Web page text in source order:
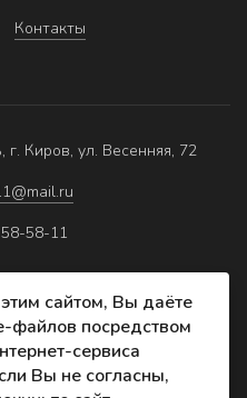
Контакты
г. Киров, ул. Весенняя, 72
58-11
данных
сайтом, Вы даёте
файлов посредством
сервиса
Вы не согласны,